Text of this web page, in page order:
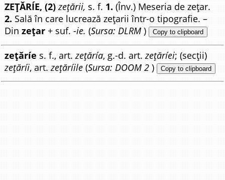
ZEȚĂRÍE, (2) zețării, s. f. 1. (Înv.) Meseria de zețar.
2. Sală în care lucrează zețarii într-o tipografie. –
Dinzețar + suf.-ie. (Sursa: DLRM ) Copy to clipboard
zețăríe s. f., art.zețăría, g.-d. art.zețăríei; (secții)
zețăríi, art.zețăríile (Sursa: DOOM 2 ) Copy to clipboard